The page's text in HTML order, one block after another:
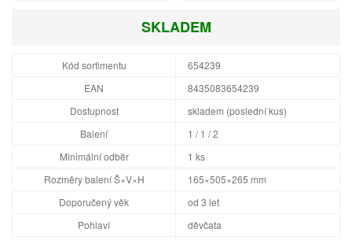
SKLADEM
Kód sortimentu
654239
EAN
8435083654239
Dostupnost
skladem (poslední kus)
Balení
1 / 1 / 2
Minimální odběr
1 ks
Rozměry balení Š×V×H
165×505×265 mm
Doporučený věk
od 3 let
Pohlaví
děvčata